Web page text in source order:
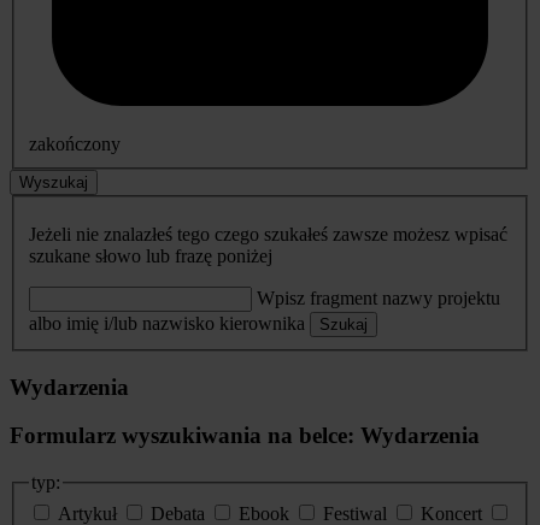
zakończony
Wyszukaj
Jeżeli nie znalazłeś tego czego szukałeś zawsze możesz wpisać
szukane słowo lub frazę poniżej
Wpisz fragment nazwy projektu
albo imię i/lub nazwisko kierownika
Szukaj
Wydarzenia
Formularz wyszukiwania na belce: Wydarzenia
typ:
Artykuł
Debata Ebook Festiwal
Koncert